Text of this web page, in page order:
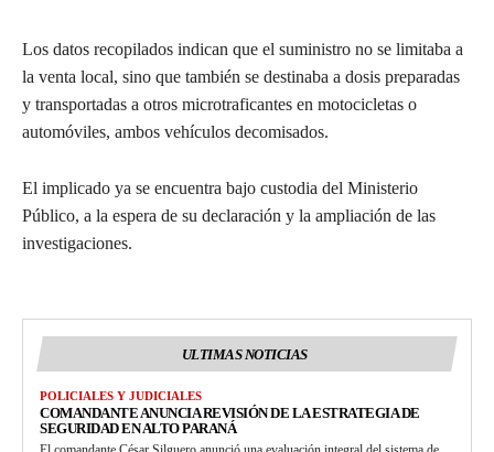
Los datos recopilados indican que el suministro no se limitaba a
la venta local, sino que también se destinaba a dosis preparadas
y transportadas a otros microtraficantes en motocicletas o
automóviles, ambos vehículos decomisados.
El implicado ya se encuentra bajo custodia del Ministerio
Público, a la espera de su declaración y la ampliación de las
investigaciones.
ULTIMAS NOTICIAS
POLICIALES Y JUDICIALES
COMANDANTE ANUNCIA REVISIÓN DE LA ESTRATEGIA DE
SEGURIDAD EN ALTO PARANÁ